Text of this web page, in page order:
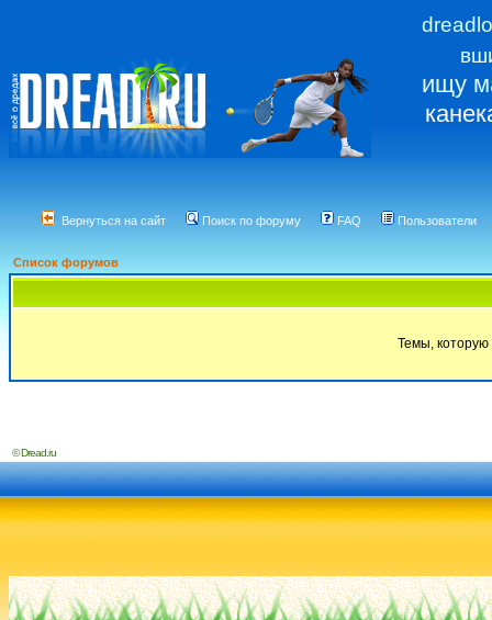
ищу
Вернуться на сайт Поиск по форуму FAQ Пользователи
Список форумов
Темы, которую
© Dread.ru